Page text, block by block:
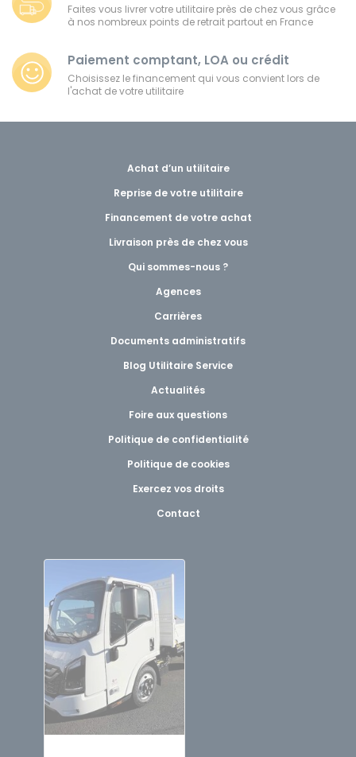
Faites vous livrer votre utilitaire près de chez vous grâce
à nos nombreux points de retrait partout en France
Paiement comptant, LOA ou crédit
Choisissez le financement qui vous convient lors de
l'achat de votre utilitaire
Achat d’un utilitaire
Reprise de votre utilitaire
Financement de votre achat
Livraison près de chez vous
Qui sommes-nous ?
Agences
Carrières
Documents administratifs
Blog Utilitaire Service
Actualités
Foire aux questions
Politique de confidentialité
Politique de cookies
Exercez vos droits
Contact